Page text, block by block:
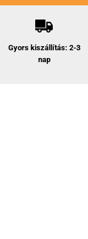
Gyors kiszállítás: 2-3
nap